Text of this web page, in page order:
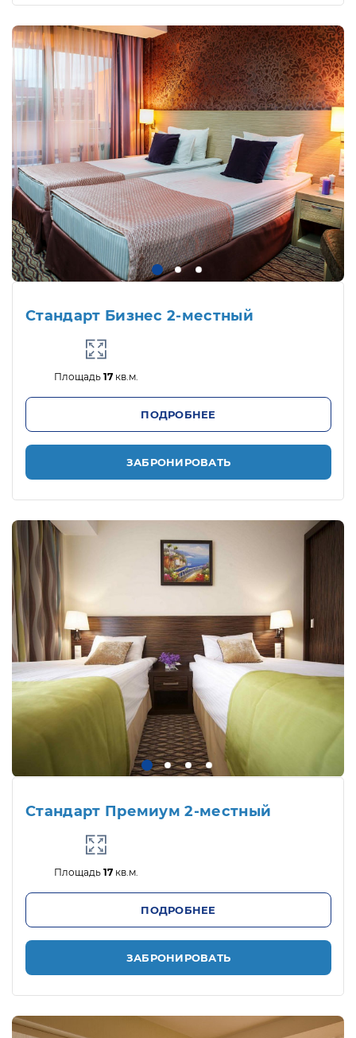
Стандарт Бизнес 2-местный
Площадь 17кв.м.
ПОДРОБНЕЕ
ЗАБРОНИРОВАТЬ
Стандарт Премиум 2-местный
Площадь 17кв.м.
ПОДРОБНЕЕ
ЗАБРОНИРОВАТЬ